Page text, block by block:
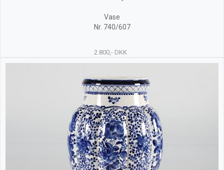
Vase
Nr. 740/607
2.800,- DKK